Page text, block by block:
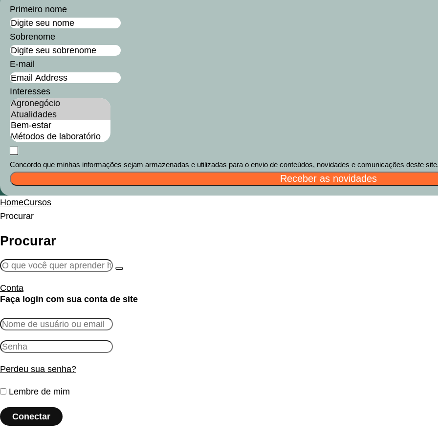
Primeiro nome
Sobrenome
E-mail
Interesses
Concordo que minhas informações sejam armazenadas e utilizadas para o envio de conteúdos, novidades e comunicações deste
Receber as novidades
HomeCursos
Procurar
Procurar
Conta
Faça login com sua conta de site
Perdeu sua senha?
Lembre de mim